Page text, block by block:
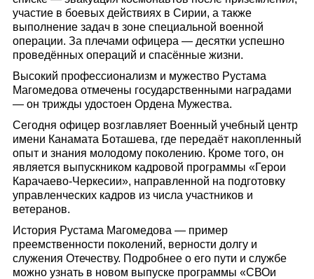
участие в боевых действиях в Сирии, а также
выполнение задач в зоне специальной военной
операции. За плечами офицера — десятки успешно
проведённых операций и спасённые жизни.
Высокий профессионализм и мужество Рустама
Магомедова отмечены государственными наградами
— он трижды удостоен Ордена Мужества.
Сегодня офицер возглавляет Военный учебный центр
имени Канамата Боташева, где передаёт накопленный
опыт и знания молодому поколению. Кроме того, он
является выпускником кадровой программы «Герои
Карачаево-Черкесии», направленной на подготовку
управленческих кадров из числа участников и
ветеранов.
История Рустама Магомедова — пример
преемственности поколений, верности долгу и
служения Отечеству. Подробнее о его пути и службе
можно узнать в новом выпуске программы «СВОи